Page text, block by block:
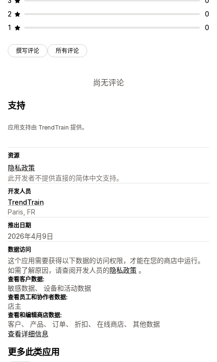
2
0
1
0
撰写评论 所有评论
尚无评论
支持
应用支持由 TrendTrain 提供。
资源
隐私政策
此开发者不提供直接的简体中文支持。
开发人员
TrendTrain
Paris, FR
推出日期
2026年4月9日
数据访问
这个应用需要获得以下数据的访问权限，才能在您的商店中运行。
如需了解原因，请查阅开发人员的隐私政策 。
查看客户数据:
敏感数据、 设备和活动数据
查看员工和协作者数据:
店主
查看和编辑商店数据:
客户、 产品、 订单、 折扣、 在线商店、 其他数据
查看详细信息
更多此类应用